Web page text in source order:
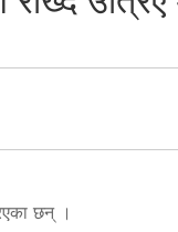
छन् ।